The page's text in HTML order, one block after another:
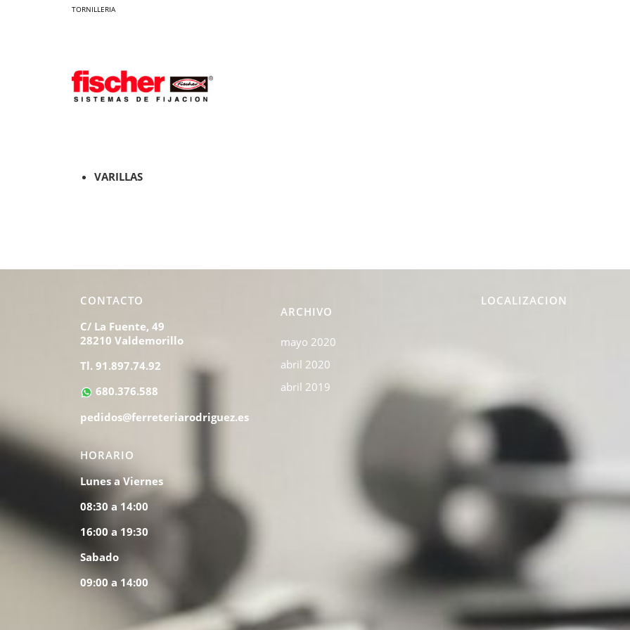
TORNILLERIA
VARILLAS
CONTACTO
C/ La Fuente, 49
28210 Valdemorillo
Tl. 91.897.74.92
680.376.588
pedidos@ferreteriarodriguez.es
HORARIO
Lunes a Viernes
08:30 a 14:00
16:00 a 19:30
Sabado
09:00 a 14:00
ARCHIVO
mayo 2020
abril 2020
abril 2019
LOCALIZACION